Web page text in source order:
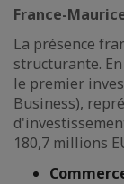
France-
La présence
structurante.
le premier
Business),
180,7 millions